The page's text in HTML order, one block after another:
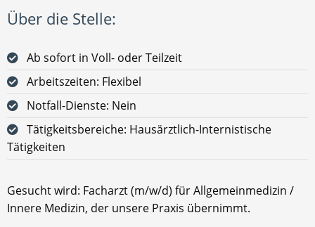
Über die Stelle:
Ab sofort in Voll- oder Teilzeit
Arbeitszeiten: Flexibel
Notfall-Dienste: Nein
Tätigkeitsbereiche: Hausärztlich-Internistische
Tätigkeiten
Gesucht wird: Facharzt (m/w/d) für Allgemeinmedizin /
Innere Medizin, der unsere Praxis übernimmt.